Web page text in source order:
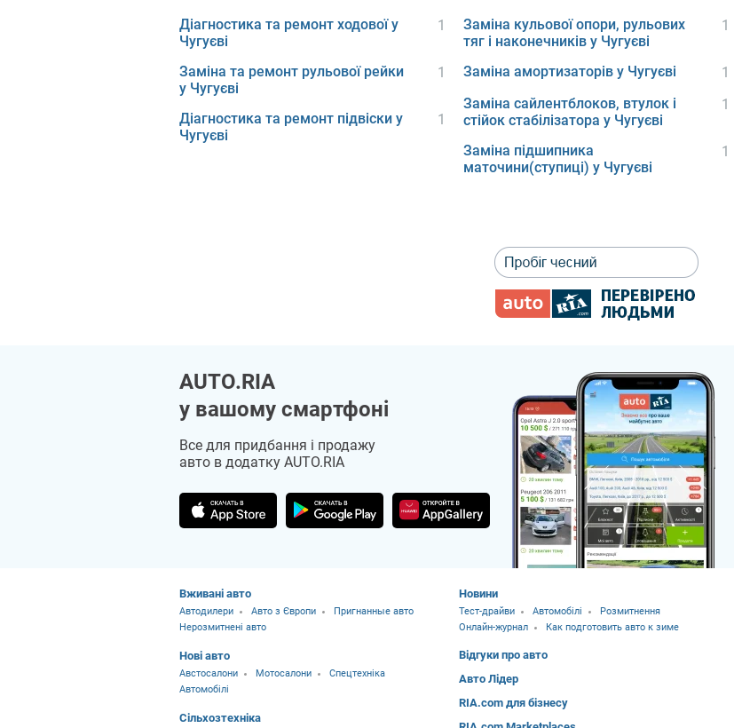
Діагностика та ремонт ходової у
Чугуєві
1
Заміна та ремонт рульової рейки
у Чугуєві
1
Діагностика та ремонт підвіски у
Чугуєві
1
Заміна кульової опори, рульових
тяг і наконечників у Чугуєві
1
Заміна амортизаторів у Чугуєві
1
Заміна сайлентблоков, втулок і
стійок стабілізатора у Чугуєві
1
Заміна підшипника
маточини(ступиці) у Чугуєві
1
AUTO.RIA
у вашому смартфоні
Все для придбання і продажу
авто в додатку AUTO.RIA
Вживані авто
Автодилери Авто з Європи
Пригнанные авто
Нерозмитнені авто
Нові авто
Австосалони Мотосалони
Спецтехніка
Автомобілі
Сільхозтехніка
Новини
Тест-драйви Автомобілі
Розмитнення
Онлайн-журнал
Как подготовить авто к зиме
Відгуки про авто
Авто Лідер
RIA.com для бізнесу